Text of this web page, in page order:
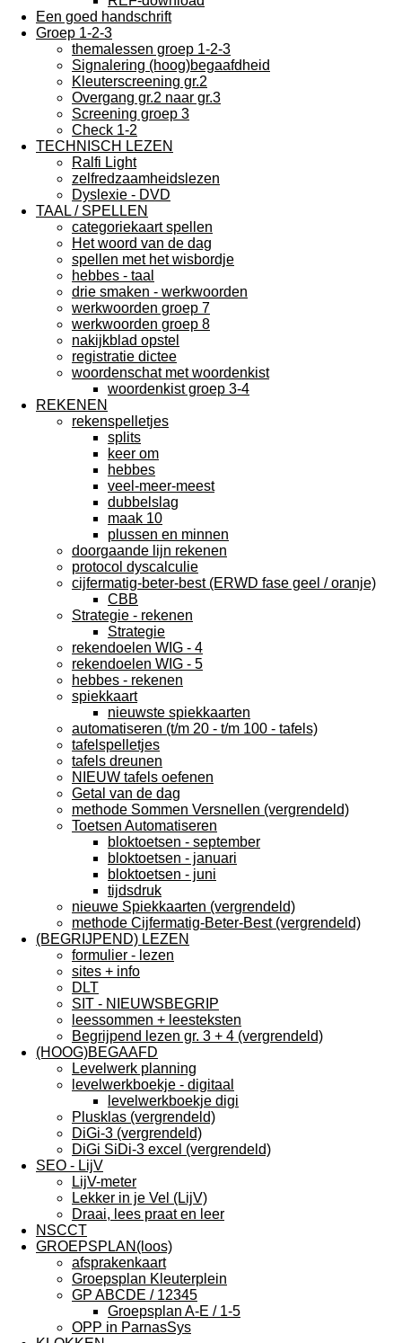
Een goed handschrift
Groep 1-2-3
themalessen groep 1-2-3
Signalering (hoog)begaafdheid
Kleuterscreening gr.2
Overgang gr.2 naar gr.3
Screening groep 3
Check 1-2
TECHNISCH LEZEN
Ralfi Light
zelfredzaamheidslezen
Dyslexie - DVD
TAAL / SPELLEN
categoriekaart spellen
Het woord van de dag
spellen met het wisbordje
hebbes - taal
drie smaken - werkwoorden
werkwoorden groep 7
werkwoorden groep 8
nakijkblad opstel
registratie dictee
woordenschat met woordenkist
woordenkist groep 3-4
REKENEN
rekenspelletjes
splits
keer om
hebbes
veel-meer-meest
dubbelslag
maak 10
plussen en minnen
doorgaande lijn rekenen
protocol dyscalculie
cijfermatig-beter-best (ERWD fase geel / oranje)
CBB
Strategie - rekenen
Strategie
rekendoelen WIG - 4
rekendoelen WIG - 5
hebbes - rekenen
spiekkaart
nieuwste spiekkaarten
automatiseren (t/m 20 - t/m 100 - tafels)
tafelspelletjes
tafels dreunen
NIEUW tafels oefenen
Getal van de dag
methode Sommen Versnellen (vergrendeld)
Toetsen Automatiseren
bloktoetsen - september
bloktoetsen - januari
bloktoetsen - juni
tijdsdruk
nieuwe Spiekkaarten (vergrendeld)
methode Cijfermatig-Beter-Best (vergrendeld)
(BEGRIJPEND) LEZEN
formulier - lezen
sites + info
DLT
SIT - NIEUWSBEGRIP
leessommen + leesteksten
Begrijpend lezen gr. 3 + 4 (vergrendeld)
(HOOG)BEGAAFD
Levelwerk planning
levelwerkboekje - digitaal
levelwerkboekje digi
Plusklas (vergrendeld)
DiGi-3 (vergrendeld)
DiGi SiDi-3 excel (vergrendeld)
SEO - LijV
LijV-meter
Lekker in je Vel (LijV)
Draai, lees praat en leer
NSCCT
GROEPSPLAN(loos)
afsprakenkaart
Groepsplan Kleuterplein
GP ABCDE / 12345
Groepsplan A-E / 1-5
OPP in ParnasSys